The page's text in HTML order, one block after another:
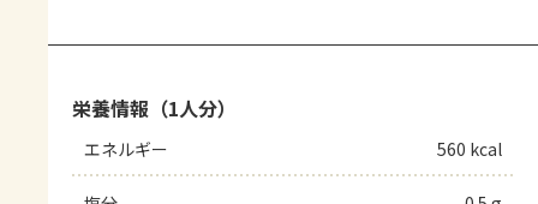
栄養情報（1人分）
エネルギー 560 kcal